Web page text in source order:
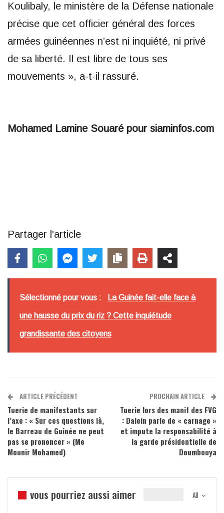
Koulibaly, le ministère de la Défense nationale
précise que cet officier général des forces
armées guinéennes n’est ni inquiété, ni privé
de sa liberté. Il est libre de tous ses
mouvements », a-t-il rassuré.
Mohamed Lamine Souaré pour siaminfos.com
Partager l'article
Sélectionné pour vous : La Guinée fait-elle face à
une hausse du prix du riz ? Cette inquiétude
grandissante des citoyens
ARTICLE PRÉCÉDENT
Tuerie de manifestants sur
l’axe : « Sur ces questions là,
le Barreau de Guinée ne peut
pas se prononcer » (Me
Mounir Mohamed)
PROCHAIN ARTICLE
Tuerie lors des manif des FVG
: Dalein parle de « carnage »
et impute la responsabilité à
la garde présidentielle de
Doumbouya
All
vous pourriez aussi aimer